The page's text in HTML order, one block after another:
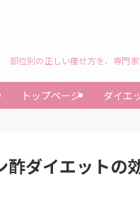
部位別の正しい痩せ方を、専門
トップページ ダイエ
酢ダイエットの